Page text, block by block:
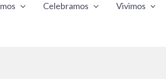
Celebramos Vivimos